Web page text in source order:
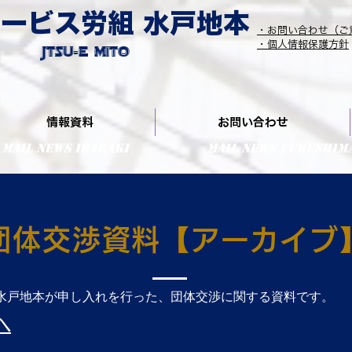
ビス労組 水戸地本
​Jtsu-E Mito
・お問い合わせ（
​・個人情報保護方針
情報資料 お問い合わせ
MaiL NEWS IBARAKI MaiL NEWS
体交渉資料【アーカイブ
戸地本が申し入れを行った、団体交渉に関する資料です。